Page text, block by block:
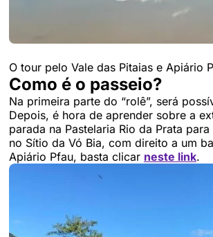
O tour pelo Vale das Pitaias e Apiário
Como é o passeio?
Na primeira parte do “rolê”, será
Depois, é hora de aprender sobre a
parada na Pastelaria Rio da Prata
no Sítio da Vó Bia, com direito a um
Apiário Pfau, basta clicar neste link.